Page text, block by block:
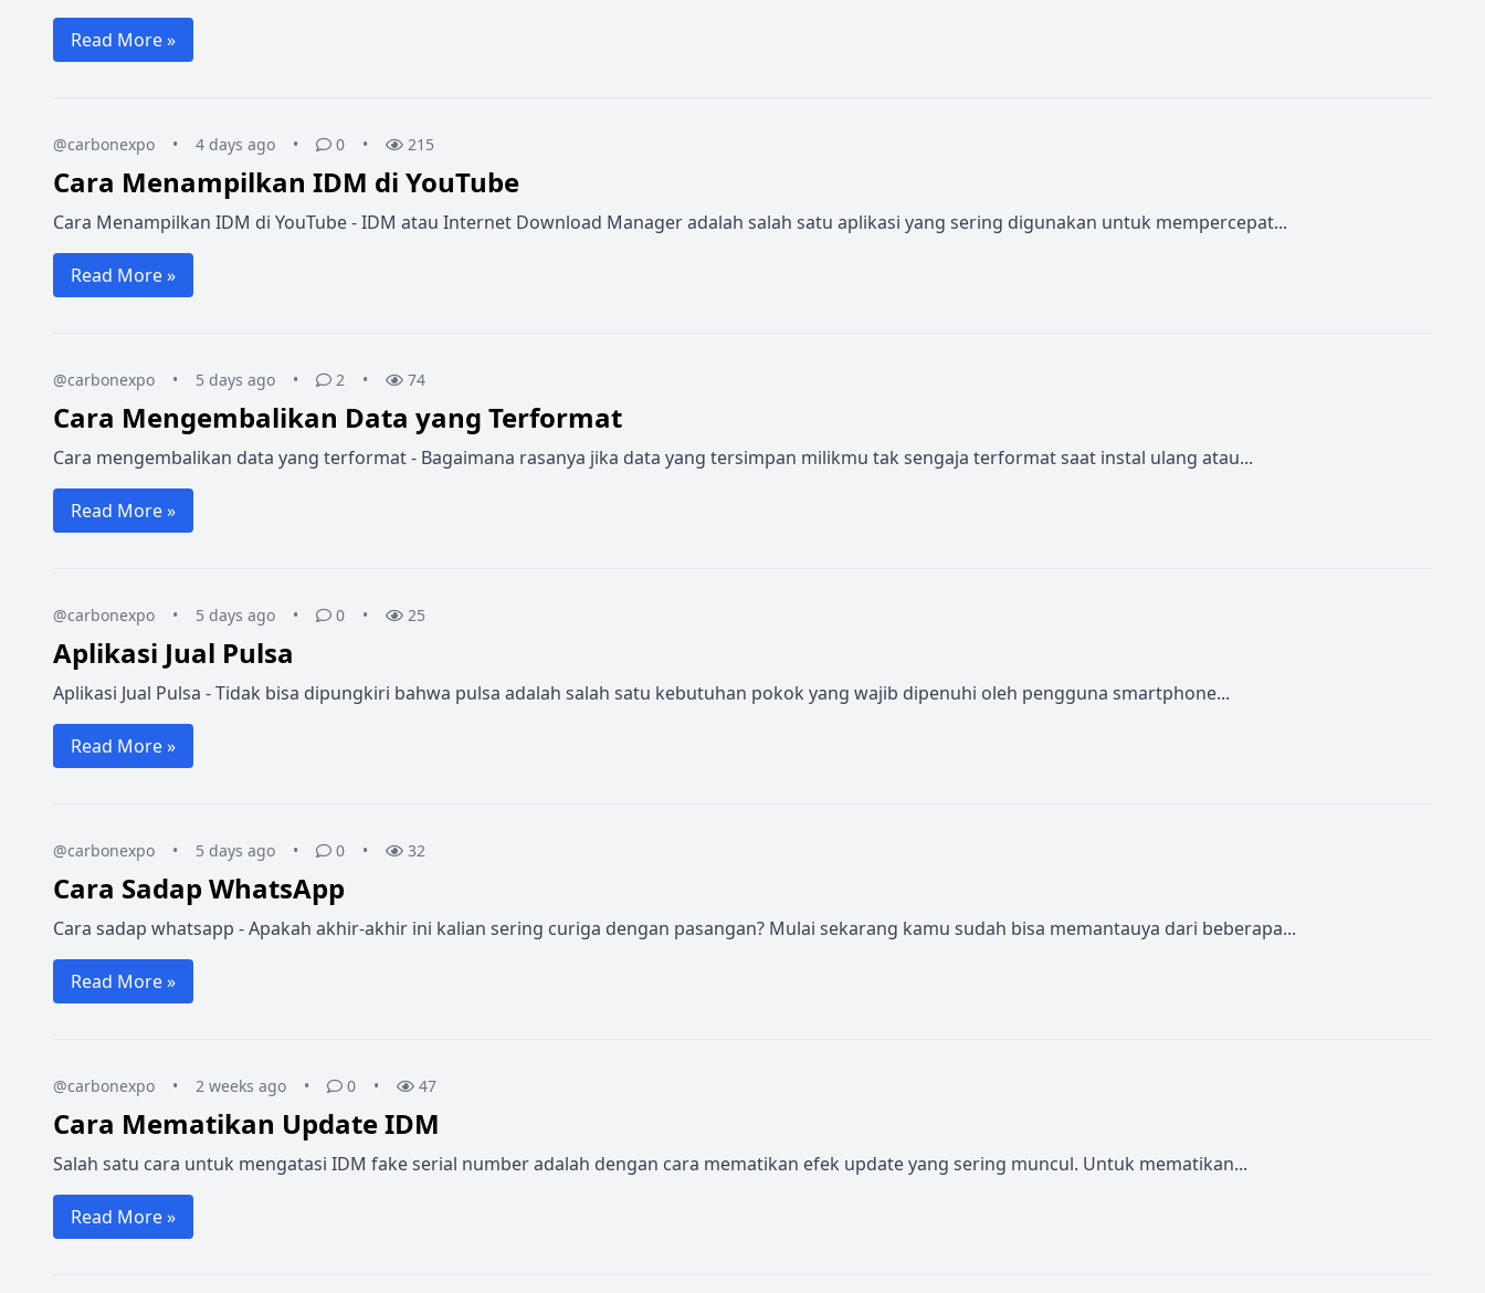
Read More »
@carbonexpo • 4 days ago • 0 • 215
Cara Menampilkan IDM di YouTube
Cara Menampilkan IDM di YouTube - IDM atau Internet Download Manager adalah salah satu aplikasi yang sering digunakan untuk mempercepat...
Read More »
@carbonexpo • 5 days ago • 2 • 74
Cara Mengembalikan Data yang Terformat
Cara mengembalikan data yang terformat - Bagaimana rasanya jika data yang tersimpan milikmu tak sengaja terformat saat instal ulang atau...
Read More »
@carbonexpo • 5 days ago • 0 • 25
Aplikasi Jual Pulsa
Aplikasi Jual Pulsa - Tidak bisa dipungkiri bahwa pulsa adalah salah satu kebutuhan pokok yang wajib dipenuhi oleh pengguna smartphone...
Read More »
@carbonexpo • 5 days ago • 0 • 32
Cara Sadap WhatsApp
Cara sadap whatsapp - Apakah akhir-akhir ini kalian sering curiga dengan pasangan? Mulai sekarang kamu sudah bisa memantauya dari beberapa...
Read More »
@carbonexpo • 2 weeks ago • 0 • 47
Cara Mematikan Update IDM
Salah satu cara untuk mengatasi IDM fake serial number adalah dengan cara mematikan efek update yang sering muncul. Untuk mematikan...
Read More »